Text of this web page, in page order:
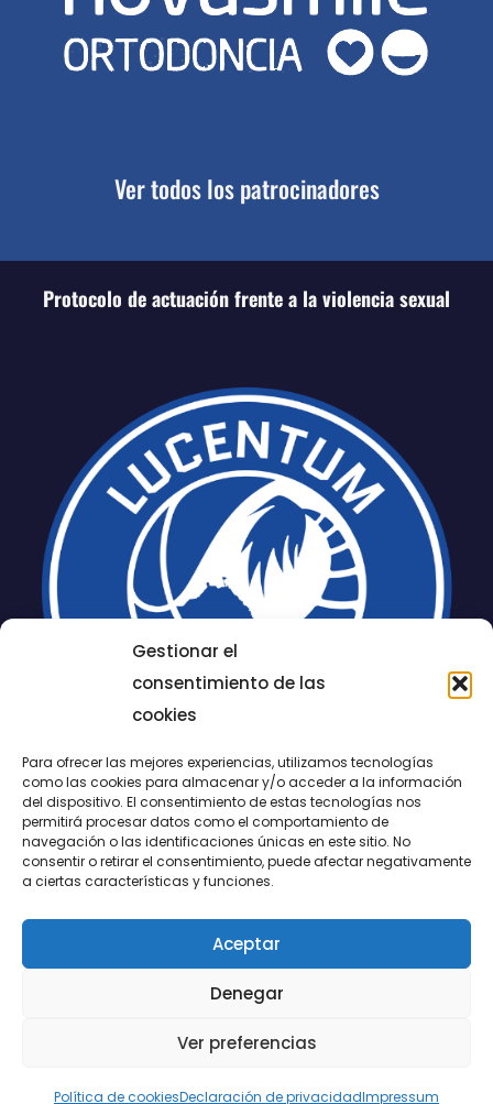
Gestionar el
consentimiento de las
cookies
Para ofrecer las mejores experiencias, utilizamos tecnologías
como las cookies para almacenar y/o acceder a la información
del dispositivo. El consentimiento de estas tecnologías nos
permitirá procesar datos como el comportamiento de
navegación o las identificaciones únicas en este sitio. No
consentir o retirar el consentimiento, puede afectar negativamente
a ciertas características y funciones.
Aceptar
Denegar
Ver preferencias
Política de cookiesDeclaración de privacidadImpressum
Ver todos los patrocinadores
Protocolo de actuación frente a la violencia sexual
LUCENTUM
ALICANTE
CONTACTO
@FundaciónLucentum página oficial
Aviso legal|Política de Cookies|Privacidad